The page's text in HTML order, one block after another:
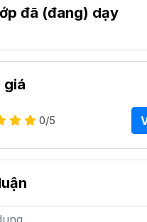
đã (đang) dạy
giá
0/5